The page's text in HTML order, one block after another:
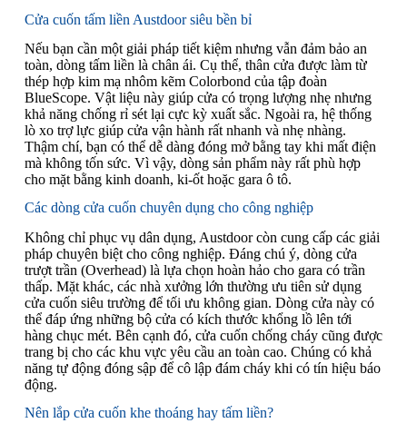
Cửa cuốn tấm liền Austdoor siêu bền bỉ
Nếu bạn cần một giải pháp tiết kiệm nhưng vẫn đảm bảo an
toàn, dòng tấm liền là chân ái. Cụ thể, thân cửa được làm từ
thép hợp kim mạ nhôm kẽm Colorbond của tập đoàn
BlueScope. Vật liệu này giúp cửa có trọng lượng nhẹ nhưng
khả năng chống rỉ sét lại cực kỳ xuất sắc. Ngoài ra, hệ thống
lò xo trợ lực giúp cửa vận hành rất nhanh và nhẹ nhàng.
Thậm chí, bạn có thể dễ dàng đóng mở bằng tay khi mất điện
mà không tốn sức. Vì vậy, dòng sản phẩm này rất phù hợp
cho mặt bằng kinh doanh, ki-ốt hoặc gara ô tô.
Các dòng cửa cuốn chuyên dụng cho công nghiệp
Không chỉ phục vụ dân dụng, Austdoor còn cung cấp các giải
pháp chuyên biệt cho công nghiệp. Đáng chú ý, dòng cửa
trượt trần (Overhead) là lựa chọn hoàn hảo cho gara có trần
thấp. Mặt khác, các nhà xưởng lớn thường ưu tiên sử dụng
cửa cuốn siêu trường để tối ưu không gian. Dòng cửa này có
thể đáp ứng những bộ cửa có kích thước khổng lồ lên tới
hàng chục mét. Bên cạnh đó, cửa cuốn chống cháy cũng được
trang bị cho các khu vực yêu cầu an toàn cao. Chúng có khả
năng tự động đóng sập để cô lập đám cháy khi có tín hiệu báo
động.
Nên lắp cửa cuốn khe thoáng hay tấm liền?